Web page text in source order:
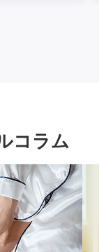
コラム